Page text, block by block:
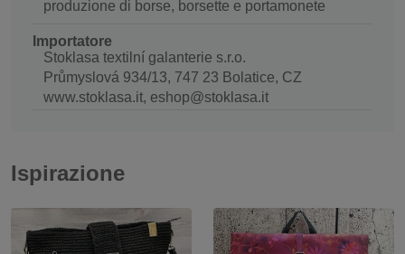
produzione di borse, borsette e portamonete
Importatore
Stoklasa textilní galanterie s.r.o.
Průmyslová 934/13, 747 23 Bolatice, CZ
www.stoklasa.it, eshop@stoklasa.it
Ispirazione